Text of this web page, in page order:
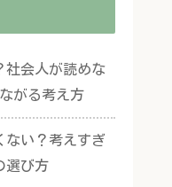
社会人が読めな
がる考え方
ない？考えすぎ
選び方